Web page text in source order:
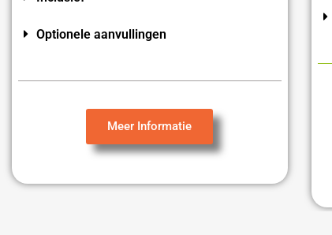
Optionele aanvullingen
Meer Informatie